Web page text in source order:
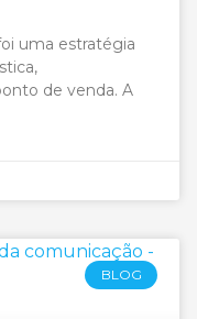
uma estratégia
de venda. A
BLOG